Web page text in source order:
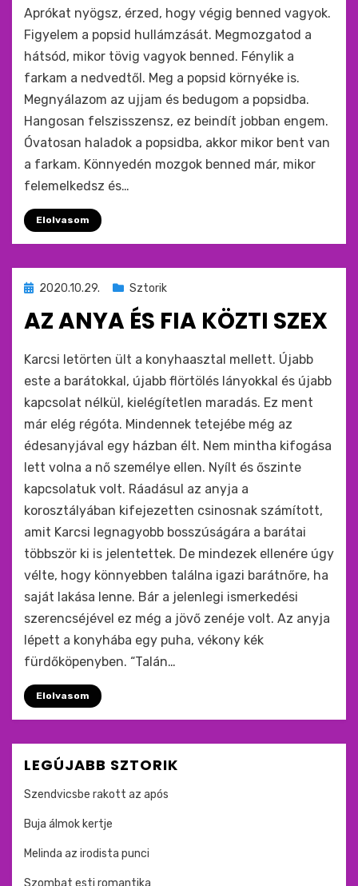
Aprókat nyögsz, érzed, hogy végig benned vagyok.
Figyelem a popsid hullámzását. Megmozgatod a
hátsód, mikor tövig vagyok benned. Fénylik a
farkam a nedvedtől. Meg a popsid környéke is.
Megnyálazom az ujjam és bedugom a popsidba.
Hangosan felszisszensz, ez beindít jobban engem.
Óvatosan haladok a popsidba, akkor mikor bent van
a farkam. Könnyedén mozgok benned már, mikor
felemelkedsz és…
Elolvasom
Beküldve
:
2020.10.29. Sztorik
AZ ANYA ÉS FIA KÖZTI SZEX
monkey
Karcsi letörten ült a konyhaasztal mellett. Újabb
este a barátokkal, újabb flörtölés lányokkal és újabb
kapcsolat nélkül, kielégítetlen maradás. Ez ment
már elég régóta. Mindennek tetejébe még az
édesanyjával egy házban élt. Nem mintha kifogása
lett volna a nő személye ellen. Nyílt és őszinte
kapcsolatuk volt. Ráadásul az anyja a
korosztályában kifejezetten csinosnak számított,
amit Karcsi legnagyobb bosszúságára a barátai
többször ki is jelentettek. De mindezek ellenére úgy
vélte, hogy könnyebben találna igazi barátnőre, ha
saját lakása lenne. Bár a jelenlegi ismerkedési
szerencséjével ez még a jövő zenéje volt. Az anyja
lépett a konyhába egy puha, vékony kék
fürdőköpenyben. “Talán…
Elolvasom
LEGÚJABB SZTORIK
Szendvicsbe rakott az após
Buja álmok kertje
Melinda az irodista punci
Szombat esti romantika